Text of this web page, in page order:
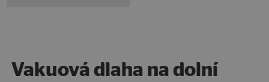
Vakuová dlaha na dolní